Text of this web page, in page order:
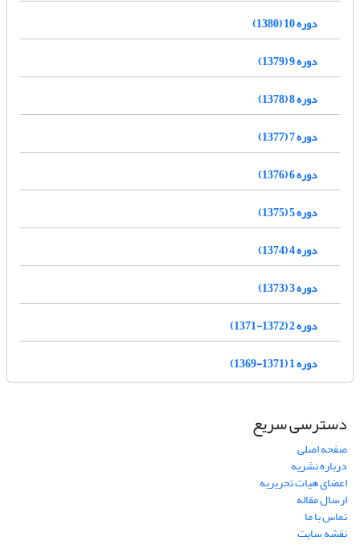
دوره 10 (1380)
دوره 9 (1379)
دوره 8 (1378)
دوره 7 (1377)
دوره 6 (1376)
دوره 5 (1375)
دوره 4 (1374)
دوره 3 (1373)
دوره 2 (1372-1371)
دوره 1 (1371-1369)
دسترسی سریع
صفحه اصلی
درباره نشریه
اعضای هیات تحریریه
ارسال مقاله
تماس با ما
نقشه سایت